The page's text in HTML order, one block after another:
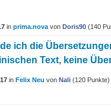
in prima.nova von Doris90 (140
ich die
Text, keine
in Felix Neu von Nali (120 Punkte)